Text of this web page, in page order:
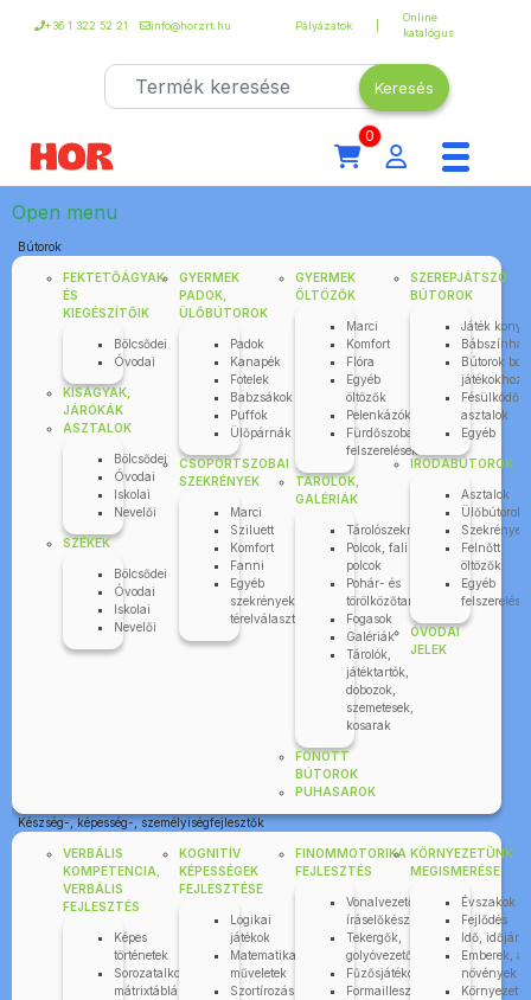
+36 1 322 52 21 info@horzrt.hu Pályázatok
Online
katalógus
0
Open menu
Bútorok
FEKTETŐÁGYAK
ÉS
KIEGÉSZÍTŐIK
Bölcsődei
Óvodai
KISÁGYAK,
JÁRÓKÁK
ASZTALOK
Bölcsődei
Óvodai
Iskolai
Nevelői
SZÉKEK
Bölcsődei
Óvodai
Iskolai
Nevelői
GYERMEK
PADOK,
ÜLŐBÚTOROK
Padok
Kanapék
Fotelek
Babzsákok
Puffok
Ülőpárnák
CSOPORTSZOBAI
SZEKRÉNYEK
Marci
Sziluett
Komfort
Fanni
Egyéb
szekrények,
térelválasztók
GYERMEK
ÖLTÖZŐK
Marci
Komfort
Flóra
Egyéb
öltözők
Pelenkázók
Fürdőszobai
felszerelések
TÁROLÓK,
GALÉRIÁK
Tárolószekrények
Polcok, fali
polcok
Pohár- és
törölközőtartók
Fogasok
Galériák
Tárolók,
játéktartók,
dobozok,
szemetesek,
kosarak
FONOTT
BÚTOROK
PUHASAROK
SZEREPJÁTSZÓ
BÚTOROK
Játék
Bútorok
játékokhoz
Fésülködő
asztalok
Egyéb
IRODABÚTOROK
Asztalok
Ülőbútorok
Szekrények
Felnőtt
öltözők
Egyéb
ÓVODAI
JELEK
Készség-, képesség-, személyiségfejlesztők
VERBÁLIS
KOMPETENCIA,
VERBÁLIS
FEJLESZTÉS
Képes
történetek
Sorozatalkotás,
mátrixtáblák
KOGNITÍV
KÉPESSÉGEK
FEJLESZTÉSE
Logikai
játékok
Matematikai
műveletek
Szortírozás
FINOMMOTORIKA
FEJLESZTÉS
Vonalvezetők,
íráselőkészítők
Tekergők,
golyóvezetők
Fűzősjátékok
Formaillesztők
KÖRNYEZETÜNK
MEGISMERÉSE
Évszakok
Fejlődés
Idő,
Emberek,
növények